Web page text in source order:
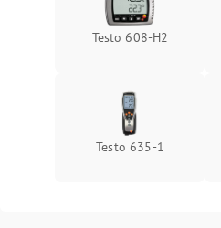
Testo 608-H2
Testo 635-1